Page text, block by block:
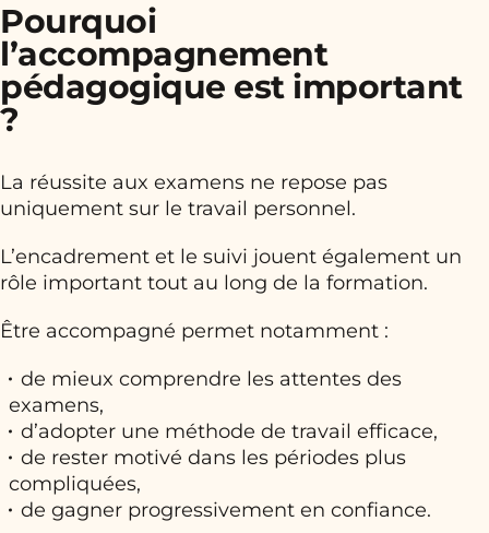
Pourquoi
l’accompagnement
pédagogique est important
?
La réussite aux examens ne repose pas
uniquement sur le travail personnel.
L’encadrement et le suivi jouent également un
rôle important tout au long de la formation.
Être accompagné permet notamment :
de mieux comprendre les attentes des
examens,
d’adopter une méthode de travail efficace,
de rester motivé dans les périodes plus
compliquées,
de gagner progressivement en confiance.